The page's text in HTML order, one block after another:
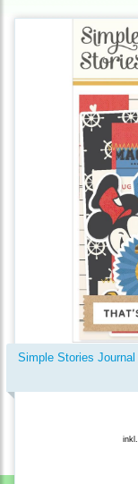
Simple Stories